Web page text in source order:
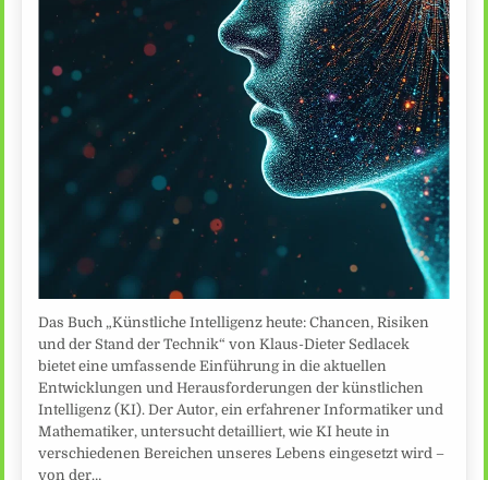
Das Buch „Künstliche Intelligenz heute: Chancen, Risiken
und der Stand der Technik“ von Klaus-Dieter Sedlacek
bietet eine umfassende Einführung in die aktuellen
Entwicklungen und Herausforderungen der künstlichen
Intelligenz (KI). Der Autor, ein erfahrener Informatiker und
Mathematiker, untersucht detailliert, wie KI heute in
verschiedenen Bereichen unseres Lebens eingesetzt wird –
von der…